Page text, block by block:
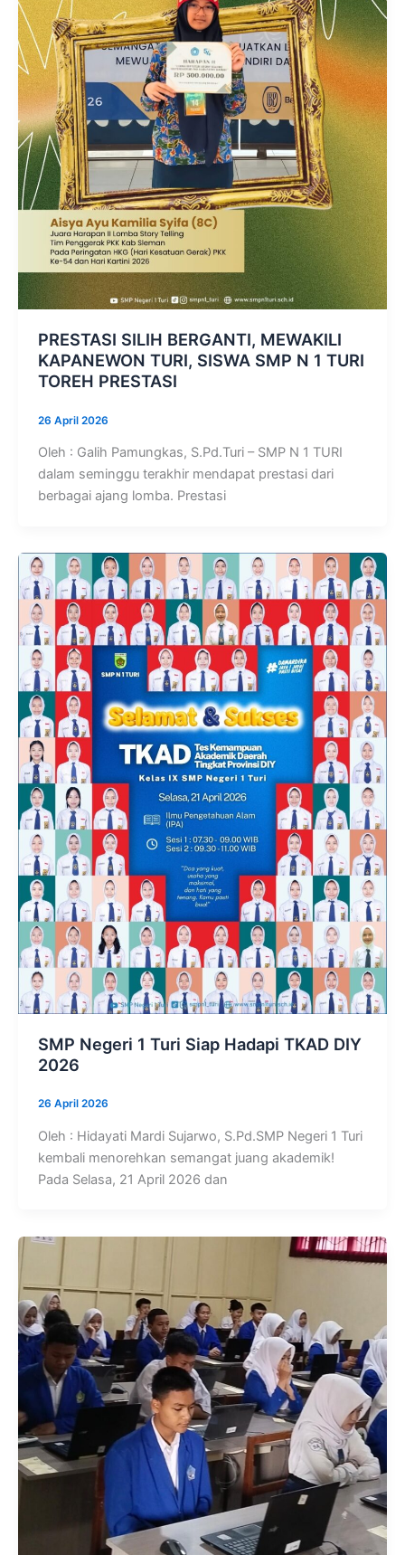
PRESTASI SILIH BERGANTI, MEWAKILI
KAPANEWON TURI, SISWA SMP N 1 TURI
TOREH PRESTASI
26 April 2026
Oleh : Galih Pamungkas, S.Pd.Turi – SMP N 1 TURI
dalam seminggu terakhir mendapat prestasi dari
berbagai ajang lomba. Prestasi
SMP Negeri 1 Turi Siap Hadapi TKAD DIY
2026
26 April 2026
Oleh : Hidayati Mardi Sujarwo, S.Pd.SMP Negeri 1 Turi
kembali menorehkan semangat juang akademik!
Pada Selasa, 21 April 2026 dan